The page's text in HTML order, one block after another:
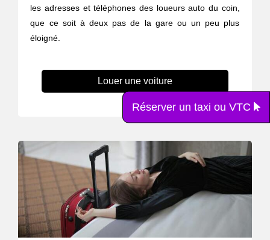
les adresses et téléphones des loueurs auto du coin,
que ce soit à deux pas de la gare ou un peu plus
éloigné.
Louer une voiture
Réserver un taxi ou VTC